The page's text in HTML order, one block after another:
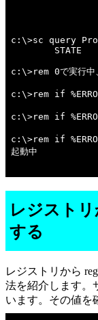
c:\>sc query
STATE
c:\>rem 0で実行中
c:\>rem if
c:\>rem if
c:\>rem if
起動中
レジスト
する
レジストリから
法を紹介します。
います。その値を